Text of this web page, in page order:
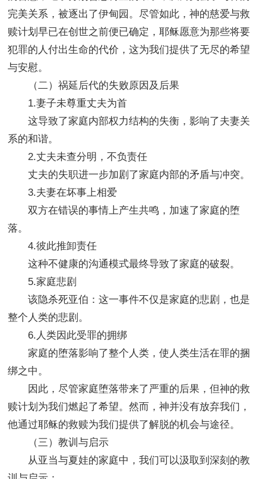
完美关系，被逐出了伊甸园。尽管如此，神的慈爱与救
赎计划早已在创世之前便已确定，耶稣愿意为那些将要
犯罪的人付出生命的代价，这为我们提供了无尽的希望
与安慰。
（二）祸延后代的失败原因及后果
1.妻子未尊重丈夫为首
这导致了家庭内部权力结构的失衡，影响了夫妻关
系的和谐。
2.丈夫未查分明，不负责任
丈夫的失职进一步加剧了家庭内部的矛盾与冲突。
3.夫妻在坏事上相爱
双方在错误的事情上产生共鸣，加速了家庭的堕
落。
4.彼此推卸责任
这种不健康的沟通模式最终导致了家庭的破裂。
5.家庭悲剧
该隐杀死亚伯：这一事件不仅是家庭的悲剧，也是
整个人类的悲剧。
6.人类因此受罪的拥绑
家庭的堕落影响了整个人类，使人类生活在罪的捆
绑之中。
因此，尽管家庭堕落带来了严重的后果，但神的救
赎计划为我们燃起了希望。然而，神并没有放弃我们，
他通过耶稣的救赎为我们提供了解脱的机会与途径。
（三）教训与启示
从亚当与夏娃的家庭中，我们可以汲取到深刻的教